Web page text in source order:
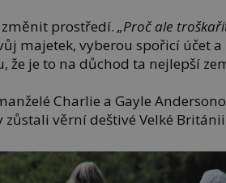
změnit prostředí.„Proč ale
majetek, vyberou spořicí účet
že je to na důchod ta nejlepší
Charlie a Gayle
zůstali věrní deštivé Velké